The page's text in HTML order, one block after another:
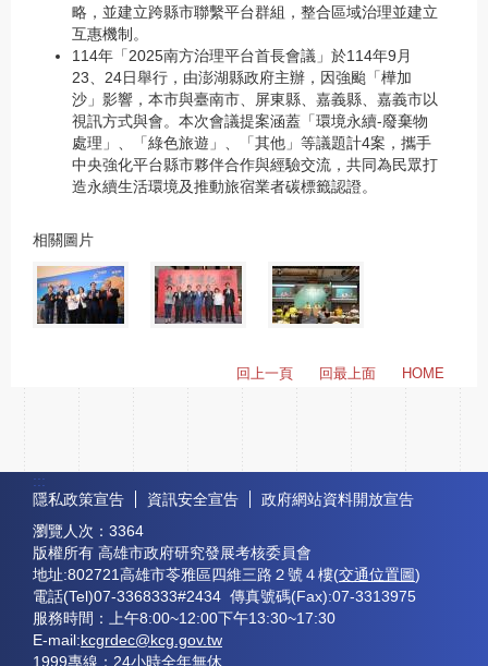
略，並建立跨縣市聯繫平台群組，整合區域治理並建立
互惠機制。
114年「2025南方治理平台首長會議」於114年9月
23、24日舉行，由澎湖縣政府主辦，因強颱「樺加
沙」影響，本市與臺南市、屏東縣、嘉義縣、嘉義市以
視訊方式與會。本次會議提案涵蓋「環境永續-廢棄物
處理」、「綠色旅遊」、「其他」等議題計4案，攜手
中央強化平台縣市夥伴合作與經驗交流，共同為民眾打
造永續生活環境及推動旅宿業者碳標籤認證。
相關圖片
回上一頁 回最上面 HOME
:::
隱私政策宣告
資訊安全宣告
政府網站資料開放宣告
瀏覽人次： 3364
版權所有 高雄市政府研究發展考核委員會
地址:802721高雄市苓雅區四維三路２號４樓(交通位置圖)
電話(Tel)07-3368333#2434 傳真號碼(Fax):07-3313975
服務時間：上午8:00~12:00下午13:30~17:30
E-mail:kcgrdec@kcg.gov.tw
1999專線：24小時全年無休